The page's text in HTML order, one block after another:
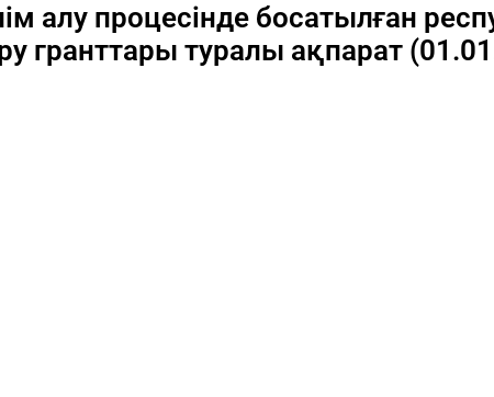
алу процесінде босатылған
гранттары туралы ақпарат